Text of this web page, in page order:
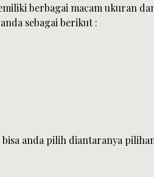
berbagai macam ukuran
sebagai berikut :
anda pilih diantaranya